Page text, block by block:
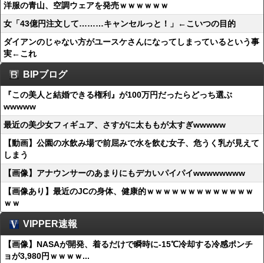
洋服の青山、空調ウェアを発売ｗｗｗｗｗｗ
女「43億円注文して………キャンセルっと！」←こいつの目的
ダイアンのじゃない方がユースケさんになってしまっているという事
実←これ
BIPブログ
『この美人と結婚できる権利』が100万円だったらどっち選ぶ
wwwww
最近の美少女フィギュア、さすがに太ももが太すぎwwwww
【動画】公園の水飲み場で前屈みで水を飲む女子、危うく乳が見えて
しまう
【画像】アナウンサーのあまりにもデカいパイパイwwwwwwww
【画像あり】最近のJCの身体、健康的ｗｗｗｗｗｗｗｗｗｗｗｗｗ
ｗｗ
VIPPER速報
【画像】NASAが開発、着るだけで瞬時に-15℃冷却する冷感ポンチ
ョが3,980円ｗｗｗｗ...